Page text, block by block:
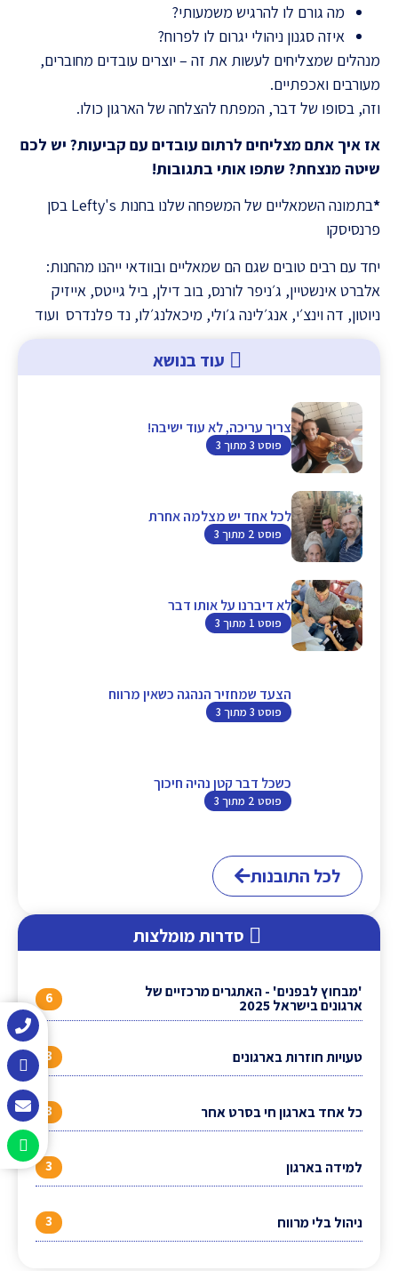
מה גורם לו להרגיש משמעותי?
איזה סגנון ניהולי יגרום לו לפרוח?
מנהלים שמצליחים לעשות את זה – יוצרים עובדים מחוברים,
מעורבים ואכפתיים.
וזה, בסופו של דבר, המפתח להצלחה של הארגון כולו.
אז איך אתם מצליחים לרתום עובדים עם קביעות? יש לכם
שיטה מנצחת? שתפו אותי בתגובות!
*
בתמונה השמאליים של המשפחה שלנו בחנות Lefty's בסן
פרנסיסקו
יחד עם רבים טובים שגם הם שמאליים ובוודאי ייהנו מהחנות:
אלברט אינשטיין, ג׳ניפר לורנס, בוב דילן, ביל גייטס, אייזיק
ניוטון, דה וינצ׳י, אנג׳לינה ג׳ולי, מיכאלנג׳לו, נד פלנדרס ועוד
עוד בנושא
צריך עריכה, לא עוד ישיבה!
פוסט 3 מתוך 3
לכל אחד יש מצלמה אחרת
פוסט 2 מתוך 3
לא דיברנו על אותו דבר
פוסט 1 מתוך 3
הצעד שמחזיר הנהגה כשאין מרווח
פוסט 3 מתוך 3
כשכל דבר קטן נהיה חיכוך
פוסט 2 מתוך 3
לכל התובנות
סדרות מומלצות
'מבחוץ לבפנים' - האתגרים מרכזיים של
ארגונים בישראל 2025 6
טעויות חוזרות בארגונים 3
כל אחד בארגון חי בסרט אחר 3
למידה בארגון 3
ניהול בלי מרווח 3